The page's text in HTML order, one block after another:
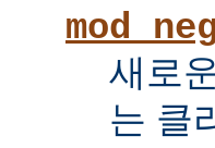
새로
는 클